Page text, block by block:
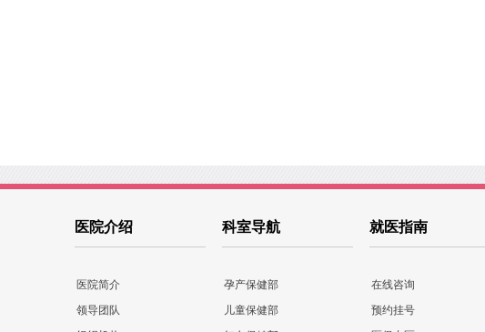
医院介绍 科室导航 就医指南
医院简介
领导团队
孕产保健部
儿童保健部
在线咨询
预约挂号